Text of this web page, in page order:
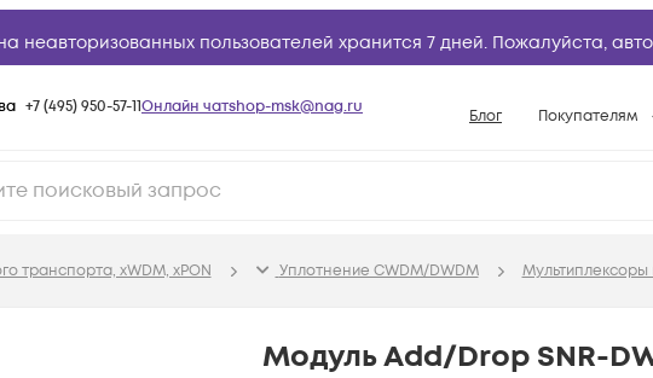
неавторизованных пользователей хранится 7 дней. Пожалуйста,
+7 (495) 950-57-11Онлайн чатshop-msk@nag.ru Блог Покупателям
Условия
Возврат
транспорта, xWDM, xPON Уплотнение CWDM/DWDM
Модуль Add/Drop SNR-